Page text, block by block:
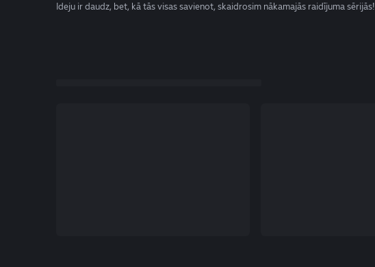
Ideju ir daudz, bet, kā tās visas savienot, skaidrosim nākamajās raidījuma sērijās!